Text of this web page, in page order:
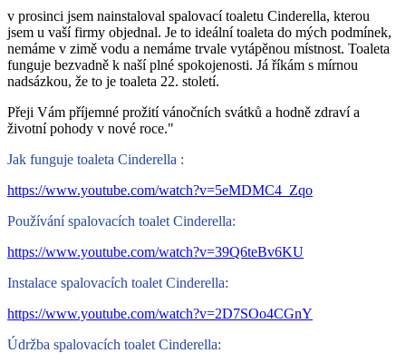
v prosinci jsem nainstaloval spalovací toaletu Cinderella, kterou
jsem u vaší firmy objednal. Je to ideální toaleta do mých podmínek,
nemáme v zimě vodu a nemáme trvale vytápěnou místnost. Toaleta
funguje bezvadně k naší plné spokojenosti. Já říkám s mírnou
nadsázkou, že to je toaleta 22. století.
Přeji Vám příjemné prožití vánočních svátků a hodně zdraví a
životní pohody v nové roce."
Jak funguje toaleta Cinderella :
https://www.youtube.com/watch?v=5eMDMC4_Zqo
Používání spalovacích toalet Cinderella:
https://www.youtube.com/watch?v=39Q6teBv6KU
Instalace spalovacích toalet Cinderella:
https://www.youtube.com/watch?v=2D7SOo4CGnY
Údržba spalovacích toalet Cinderella: